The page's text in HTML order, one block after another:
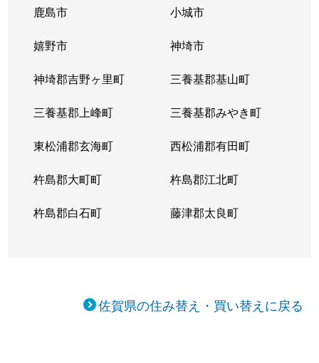
鹿島市 小城市
嬉野市 神埼市
神埼郡吉野ヶ里町 三養基郡基山町
三養基郡上峰町 三養基郡みやき町
東松浦郡玄海町 西松浦郡有田町
杵島郡大町町 杵島郡江北町
杵島郡白石町 藤津郡太良町
佐賀県の住み替え・買い替えに戻る